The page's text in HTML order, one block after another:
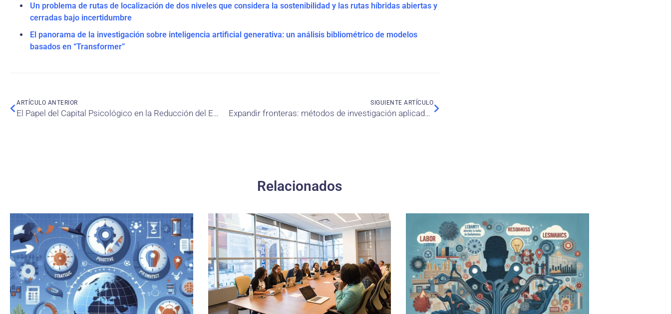
Un problema de rutas de localización de dos niveles que considera la sostenibilidad y las rutas híbridas abiertas y
cerradas bajo incertidumbre
El panorama de la investigación sobre inteligencia artificial generativa: un análisis bibliométrico de modelos
basados ​​en “Transformer”
ARTÍCULO ANTERIOR
El Papel del Capital Psicológico en la Reducción del Estrés Laboral: La Clave del Liderazgo Auténtico y la Influencia del Género
SIGUIENTE ARTÍCULO
Expandir fronteras: métodos de investigación aplicados a nuevas áreas
Relacionados